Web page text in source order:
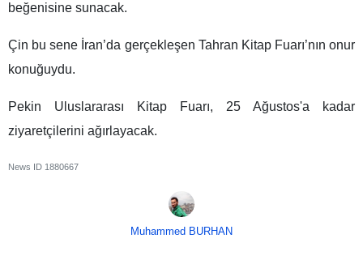
beğenisine sunacak.
Çin bu sene İran’da gerçekleşen Tahran Kitap Fuarı’nın onur
konuğuydu.
Pekin Uluslararası Kitap Fuarı, 25 Ağustos'a kadar
ziyaretçilerini ağırlayacak.
News ID 1880667
Muhammed BURHAN